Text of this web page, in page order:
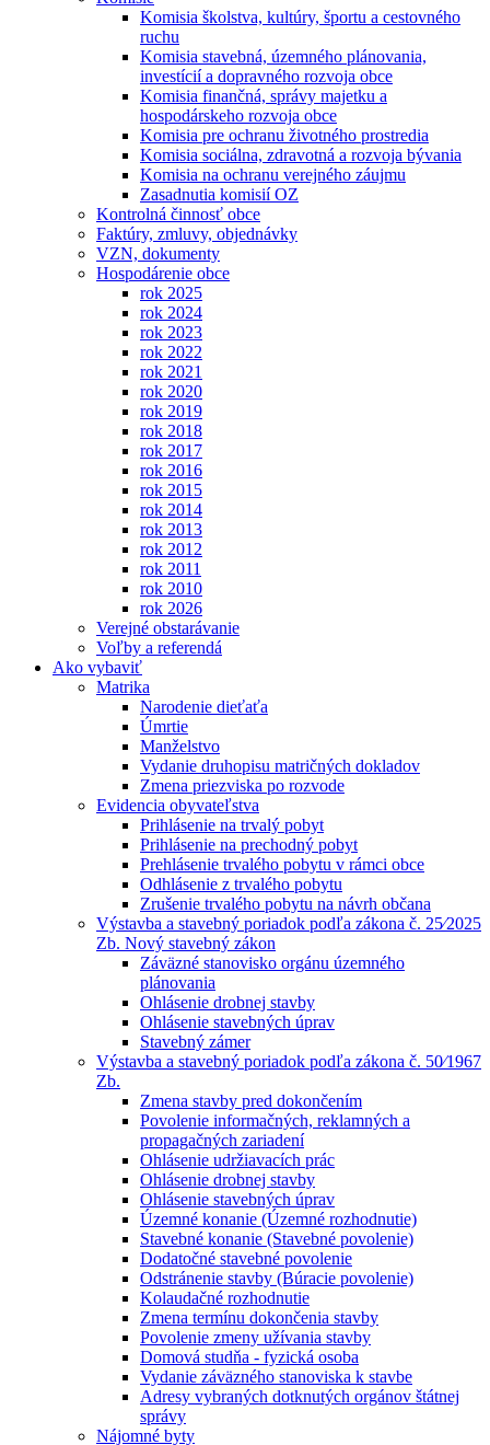
Komisia školstva, kultúry, športu a cestovného
ruchu
Komisia stavebná, územného plánovania,
investícií a dopravného rozvoja obce
Komisia finančná, správy majetku a
hospodárskeho rozvoja obce
Komisia pre ochranu životného prostredia
Komisia sociálna, zdravotná a rozvoja bývania
Komisia na ochranu verejného záujmu
Zasadnutia komisií OZ
Kontrolná činnosť obce
Faktúry, zmluvy, objednávky
VZN, dokumenty
Hospodárenie obce
rok 2025
rok 2024
rok 2023
rok 2022
rok 2021
rok 2020
rok 2019
rok 2018
rok 2017
rok 2016
rok 2015
rok 2014
rok 2013
rok 2012
rok 2011
rok 2010
rok 2026
Verejné obstarávanie
Voľby a referendá
Ako vybaviť
Matrika
Narodenie dieťaťa
Úmrtie
Manželstvo
Vydanie druhopisu matričných dokladov
Zmena priezviska po rozvode
Evidencia obyvateľstva
Prihlásenie na trvalý pobyt
Prihlásenie na prechodný pobyt
Prehlásenie trvalého pobytu v rámci obce
Odhlásenie z trvalého pobytu
Zrušenie trvalého pobytu na návrh občana
Výstavba a stavebný poriadok podľa zákona č. 25⁄2025
Zb. Nový stavebný zákon
Záväzné stanovisko orgánu územného
plánovania
Ohlásenie drobnej stavby
Ohlásenie stavebných úprav
Stavebný zámer
Výstavba a stavebný poriadok podľa zákona č. 50⁄1967
Zb.
Zmena stavby pred dokončením
Povolenie informačných, reklamných a
propagačných zariadení
Ohlásenie udržiavacích prác
Ohlásenie drobnej stavby
Ohlásenie stavebných úprav
Územné konanie (Územné rozhodnutie)
Stavebné konanie (Stavebné povolenie)
Dodatočné stavebné povolenie
Odstránenie stavby (Búracie povolenie)
Kolaudačné rozhodnutie
Zmena termínu dokončenia stavby
Povolenie zmeny užívania stavby
Domová studňa - fyzická osoba
Vydanie záväzného stanoviska k stavbe
Adresy vybraných dotknutých orgánov štátnej
správy
Nájomné byty